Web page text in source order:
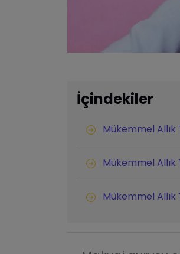
İçindekiler
Mükemmel Allık
Mükemmel Allık
Mükemmel Allık